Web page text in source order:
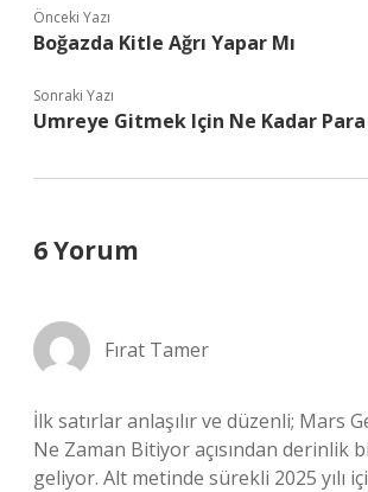
Önceki Yazı
Boğazda Kitle Ağrı Yapar Mı
Sonraki Yazı
Umreye Gitmek Için Ne Kadar Para
6 Yorum
Fırat Tamer
İlk satırlar anlaşılır ve düzenli; Mars
Ne Zaman Bitiyor açısından derinlik
geliyor. Alt metinde sürekli 2025 yılı